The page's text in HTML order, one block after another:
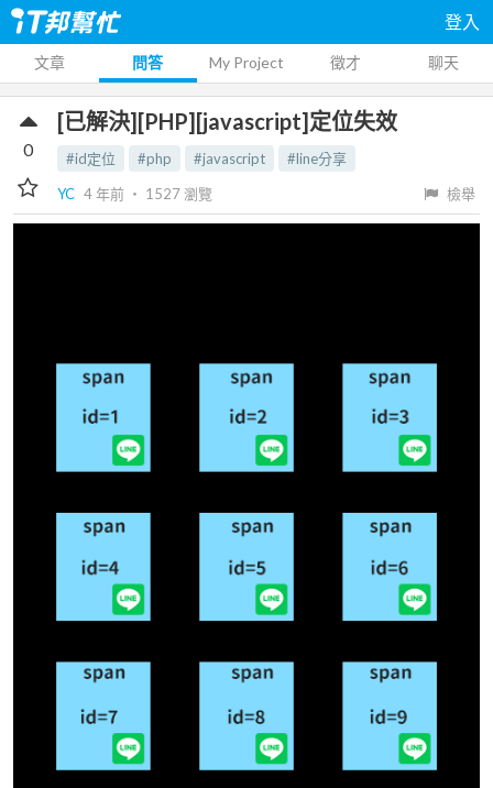
登入
文章 問答 My Project 徵才 聊天
[已解決][PHP][javascript]定位失效
#id定位 #php #javascript
#line分享
YC 4 年前 ‧ 1527瀏覽 檢舉
0